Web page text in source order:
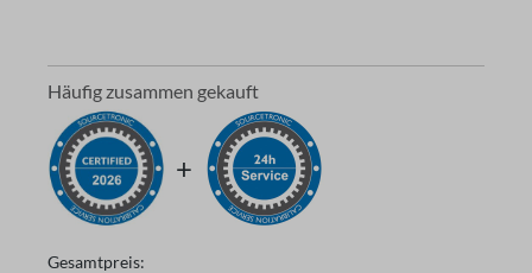
Häufig zusammen gekauft
Gesamtpreis: